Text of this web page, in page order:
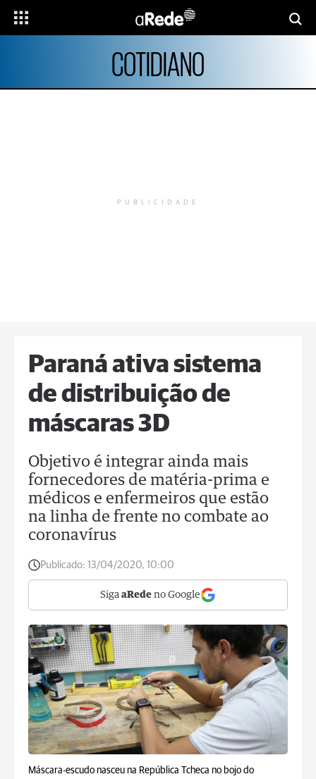
COTIDIANO
PUBLICIDADE
Paraná ativa sistema
de distribuição de
máscaras 3D
Objetivo é integrar ainda mais
fornecedores de matéria-prima e
médicos e enfermeiros que estão
na linha de frente no combate ao
coronavírus
Publicado: 13/04/2020, 10:00
Siga aRede no Google
Máscara-escudo nasceu na República Tcheca no bojo do